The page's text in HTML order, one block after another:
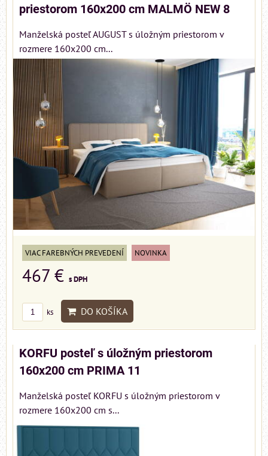
priestorom 160x200 cm MALMÖ NEW 8
Manželská posteľ AUGUST s úložným priestorom v
rozmere 160x200 cm...
VIAC FAREBNÝCH PREVEDENÍ NOVINKA
467 € s DPH
ks DO KOŠÍKA
KORFU posteľ s úložným priestorom
160x200 cm PRIMA 11
Manželská posteľ KORFU s úložným priestorom v
rozmere 160x200 cm s...